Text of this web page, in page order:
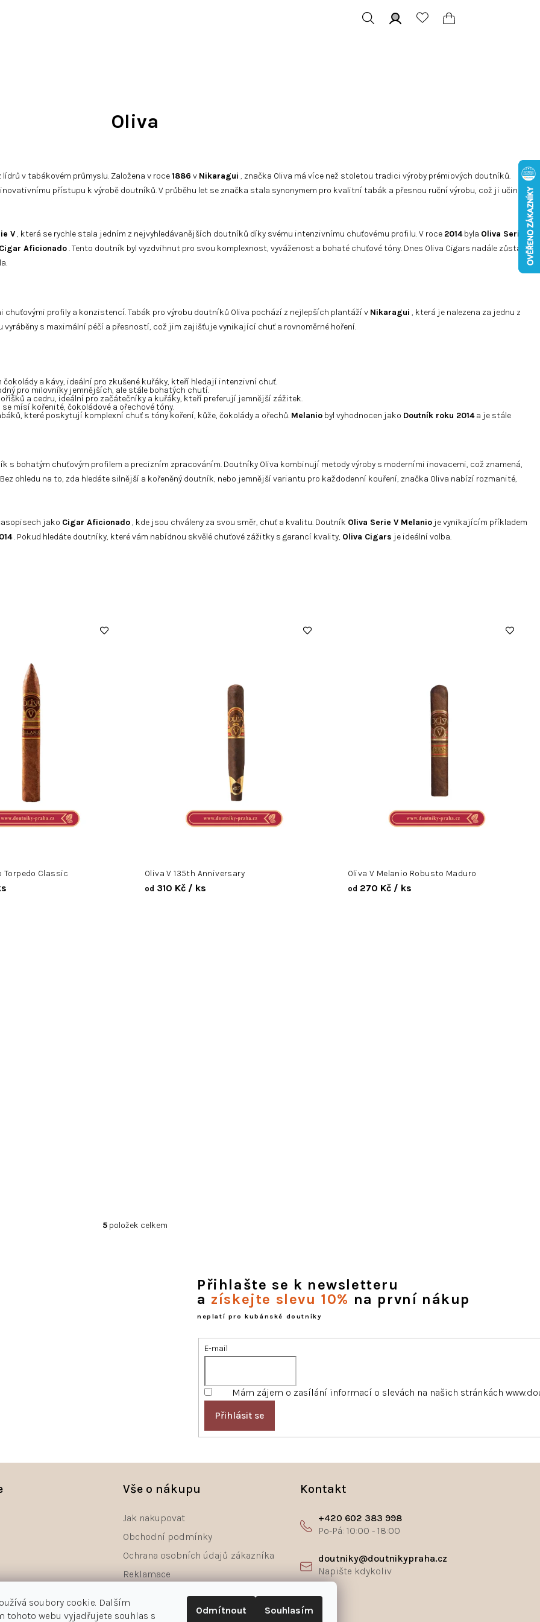
soubory cookie. Dalším
tohoto webu vyjadřujete souhlas s
Odmítnout Souhlasím
Oliva
v tabákovém průmyslu. Založena v roce1886 v Nikaragui , značka Oliva má více než stoletou tradici výroby prémiových doutníků.
přístupu k výrobě doutníků. V průběhu let se značka stala synonymem pro kvalitní tabák a přesnou ruční výrobu, což ji učinilo
V, která se rychle stala jedním z nejvyhledávanějších doutníků díky svému intenzivnímu chuťovému profilu. V roce 2014byla Oliva Serie
Cigar Aficionado. Tento doutník byl vyzdvihnut pro svou komplexnost, vyváženost a bohaté chuťové tóny. Dnes Oliva Cigars nadále zůstává
profily a konzistencí. Tabák pro výrobu doutníků Oliva pochází z nejlepších plantáží v Nikaragui , která je nalezena za jednu z
s maximální péčí a přesností, což jim zajišťuje vynikající chuť a rovnoměrné hoření.
a kávy, ideální pro zkušené kuřáky, kteří hledají intenzivní chuť.
pro milovníky jemnějších, ale stále bohatých chutí.
a cedru, ideální pro začátečníky a kuřáky, kteří preferují jemnější zážitek.
mísí kořenité, čokoládové a ořechové tóny.
které poskytují komplexní chuť s tóny koření, kůže, čokolády a ořechů. Melanio byl vyhodnocen jako Doutník roku 2014a je stále
s bohatým chuťovým profilem a precizním zpracováním. Doutníky Oliva kombinují metody výroby s moderními inovacemi, což znamená,
ohledu na to, zda hledáte silnější a kořeněný doutník, nebo jemnější variantu pro každodenní kouření, značka Oliva nabízí rozmanité,
jako Cigar Aficionado, kde jsou chváleny za svou směr, chuť a kvalitu. Doutník Oliva Serie V Melanio je vynikajícím příkladem
. Pokud hledáte doutníky, které vám nabídnou skvělé chuťové zážitky s garancí kvality, Oliva Cigars je ideální volba.
Torpedo Classic Oliva V 135th Anniversary
od 310 Kč / ks
Oliva V Melanio Robusto Maduro
od 270 Kč / ks
O
5 položek celkem
Přihlašte se k newsletteru
a získejte slevu 10% na první nákup
neplatí pro kubánské doutníky
E-mail
Mám zájem o zasílání informací o slevách na našich stránkách
Přihlásit se
Vše o nákupu
Jak nakupovat
Obchodní podmínky
Ochrana osobních údajů zákazníka
Reklamace
Kontakt
+420 602 383 998
doutniky@doutnikypraha.cz